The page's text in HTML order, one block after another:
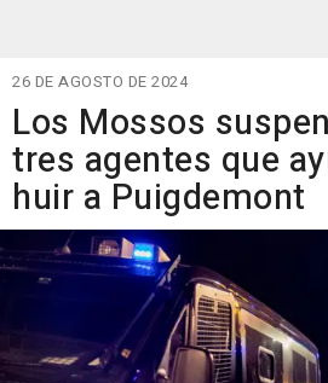
26 DE AGOSTO DE 2024
Los Mossos
tres agentes que
huir a Puigdemont